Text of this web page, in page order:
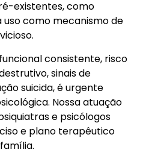
existentes, como
como mecanismo de
consistente, risco
sinais de
suicida, é urgente
Nossa atuação
e psicólogos
e plano terapêutico